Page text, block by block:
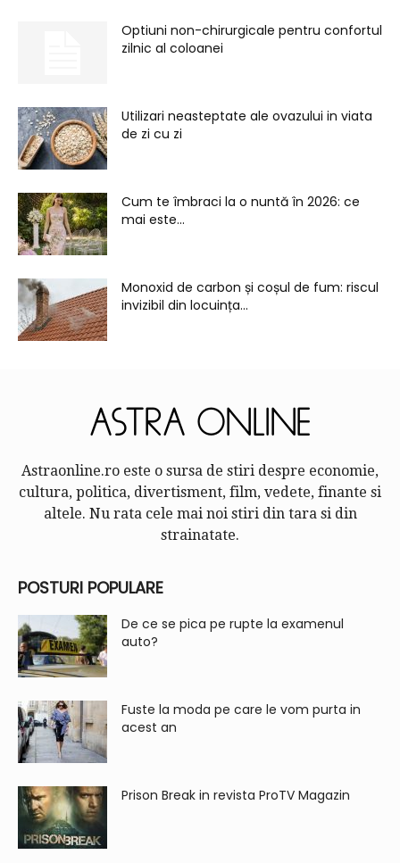
Optiuni non-chirurgicale pentru confortul
zilnic al coloanei
Utilizari neasteptate ale ovazului in viata
de zi cu zi
Cum te îmbraci la o nuntă în 2026: ce
mai este...
Monoxid de carbon și coșul de fum: riscul
invizibil din locuința...
Astraonline.ro este o sursa de stiri despre economie,
cultura, politica, divertisment, film, vedete, finante si
altele. Nu rata cele mai noi stiri din tara si din
strainatate.
POSTURI POPULARE
De ce se pica pe rupte la examenul
auto?
Fuste la moda pe care le vom purta in
acest an
Prison Break in revista ProTV Magazin